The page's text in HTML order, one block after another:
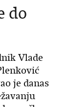
do
Vlade
je danas